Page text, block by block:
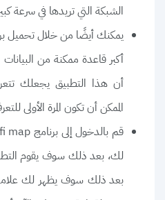
الشبكة التي تريدها في سرعة
أكبر قاعدة ممكنة من
أن هذا التطبيق يجعلك
الممكن أن تكون المرة الأولى
لك، بعد ذلك سوف يقوم
بعد ذلك سوف يظهر لك